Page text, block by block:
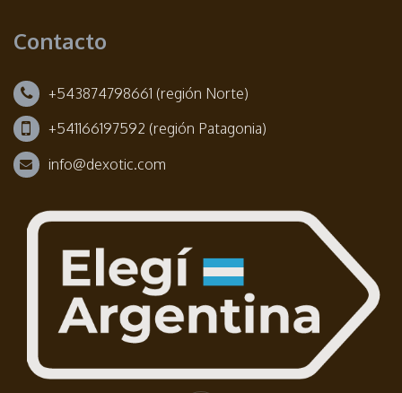
Contacto
+543874798661 (región Norte)
+541166197592 (región Patagonia)
info@dexotic.com